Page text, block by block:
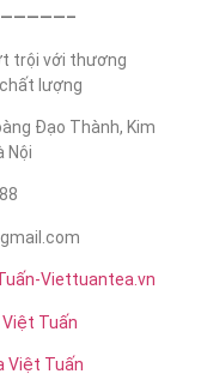
trội với thương
lượng
Đạo Thành, Kim
Nội
Viettuantea.vn
Tuấn
Việt Tuấn